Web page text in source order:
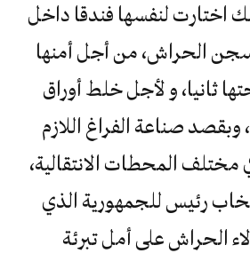
اختارت لنفسها فندقا داخل
الحراش، من أجل أمنها
ثانيا، و لأجل خلط أوراق
وبقصد صناعة الفراغ اللازم
المحطات الانتقالية،
رئيس للجمهورية الذي
الحراش على أمل تبرئة